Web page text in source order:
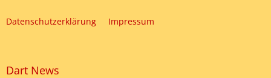
Datenschutzerklärung Impressum
Dart News